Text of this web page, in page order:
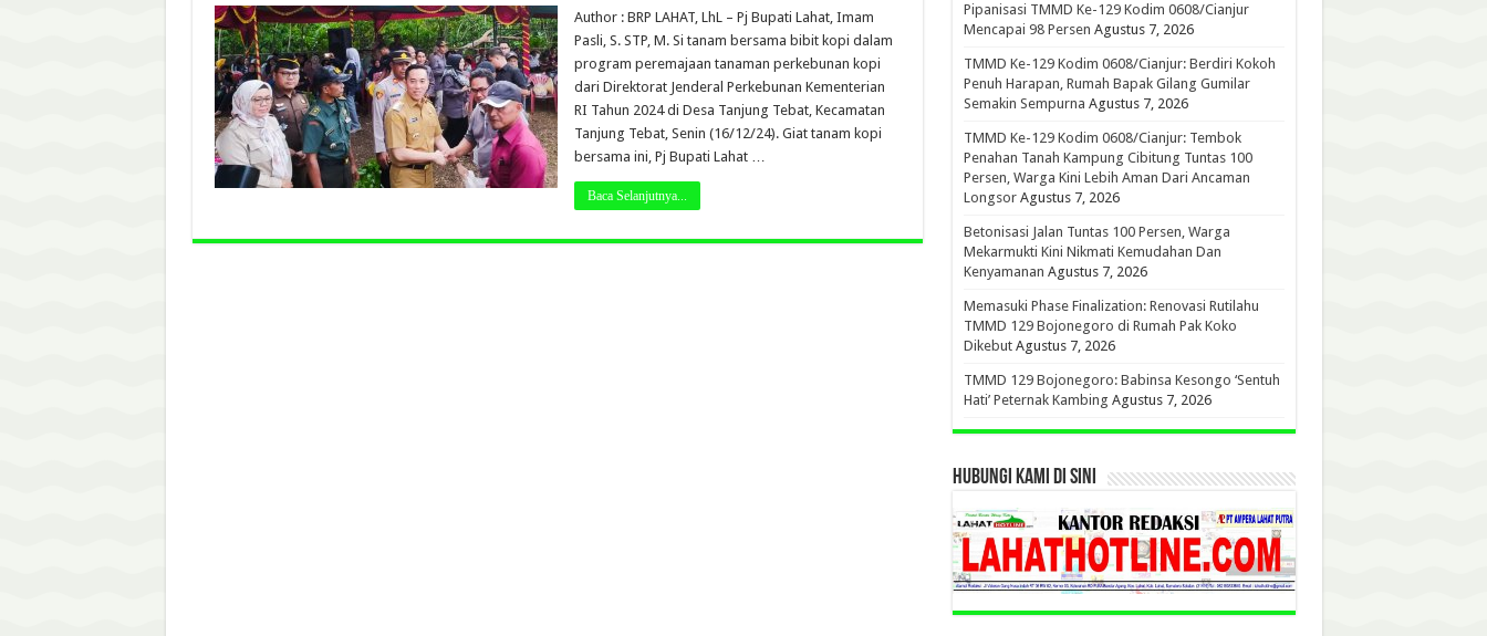
Author : BRP LAHAT, LhL – Pj Bupati Lahat, Imam
Pasli, S. STP, M. Si tanam bersama bibit kopi dalam
program peremajaan tanaman perkebunan kopi
dari Direktorat Jenderal Perkebunan Kementerian
RI Tahun 2024 di Desa Tanjung Tebat, Kecamatan
Tanjung Tebat, Senin (16/12/24). Giat tanam kopi
bersama ini, Pj Bupati Lahat …
Baca Selanjutnya...
Pipanisasi TMMD Ke-129 Kodim 0608/Cianjur
Mencapai 98 Persen Agustus 7, 2026
TMMD Ke-129 Kodim 0608/Cianjur: Berdiri Kokoh
Penuh Harapan, Rumah Bapak Gilang Gumilar
Semakin Sempurna Agustus 7, 2026
TMMD Ke-129 Kodim 0608/Cianjur: Tembok
Penahan Tanah Kampung Cibitung Tuntas 100
Persen, Warga Kini Lebih Aman Dari Ancaman
Longsor Agustus 7, 2026
Betonisasi Jalan Tuntas 100 Persen, Warga
Mekarmukti Kini Nikmati Kemudahan Dan
Kenyamanan Agustus 7, 2026
Memasuki Phase Finalization: Renovasi Rutilahu
TMMD 129 Bojonegoro di Rumah Pak Koko
Dikebut Agustus 7, 2026
TMMD 129 Bojonegoro: Babinsa Kesongo ‘Sentuh
Hati’ Peternak Kambing Agustus 7, 2026
HUBUNGI KAMI DI SINI